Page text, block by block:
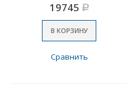
19745 Р
В КОРЗИНУ
Сравнить